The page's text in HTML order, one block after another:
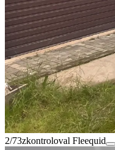
2/73zkontroloval Fleequid